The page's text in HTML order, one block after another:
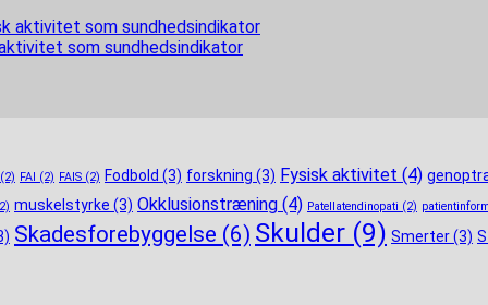
som sundhedsindikator
FAI (2) FAIS (2) Fodbold (3) forskning (3) Fysisk aktivitet (4)
muskelstyrke (3) Okklusionstræning (4) Patellatendinopati (2)
Skadesforebyggelse (6) Skulder (9) Smerter(3)